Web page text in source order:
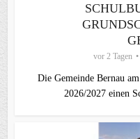
vor 2 Tagen
Die Gemeinde Bernau
2026/2027 einen